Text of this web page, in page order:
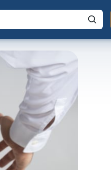
a IA Buscar no Jus